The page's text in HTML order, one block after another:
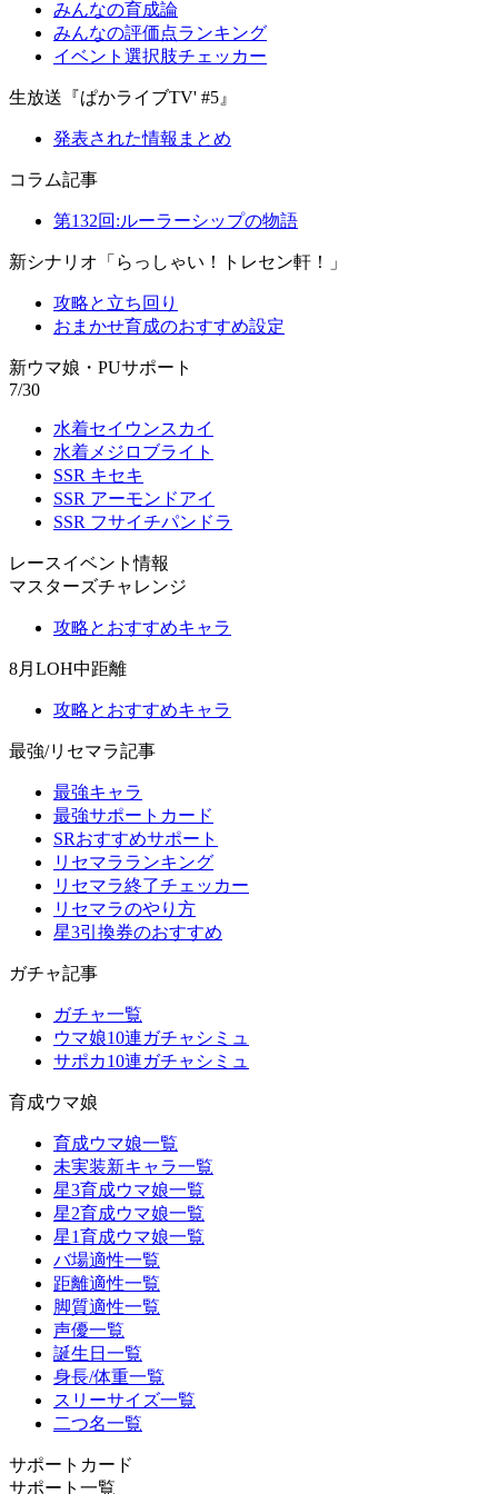
みんなの育成論
みんなの評価点ランキング
イベント選択肢チェッカー
生放送『ぱかライブTV' #5』
発表された情報まとめ
コラム記事
第132回:ルーラーシップの物語
新シナリオ「らっしゃい！トレセン軒！」
攻略と立ち回り
おまかせ育成のおすすめ設定
新ウマ娘・PUサポート
7/30
水着セイウンスカイ
水着メジロブライト
SSR キセキ
SSR アーモンドアイ
SSR フサイチパンドラ
レースイベント情報
マスターズチャレンジ
攻略とおすすめキャラ
8月LOH中距離
攻略とおすすめキャラ
最強/リセマラ記事
最強キャラ
最強サポートカード
SRおすすめサポート
リセマラランキング
リセマラ終了チェッカー
リセマラのやり方
星3引換券のおすすめ
ガチャ記事
ガチャ一覧
ウマ娘10連ガチャシミュ
サポカ10連ガチャシミュ
育成ウマ娘
育成ウマ娘一覧
未実装新キャラ一覧
星3育成ウマ娘一覧
星2育成ウマ娘一覧
星1育成ウマ娘一覧
バ場適性一覧
距離適性一覧
脚質適性一覧
声優一覧
誕生日一覧
身長/体重一覧
スリーサイズ一覧
二つ名一覧
サポートカード
サポート一覧